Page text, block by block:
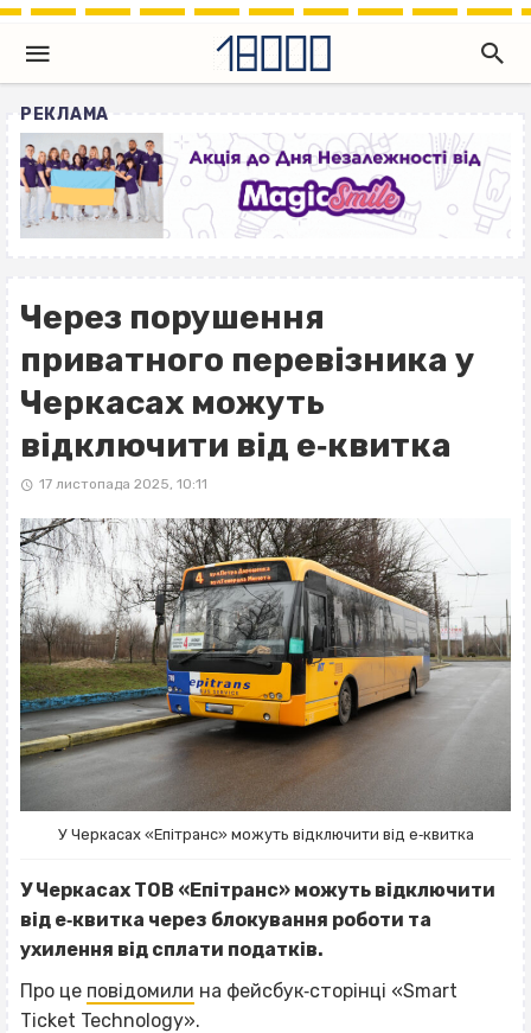
РЕКЛАМА
Через порушення
приватного перевізника у
Черкасах можуть
відключити від е‐квитка
17 листопада 2025, 10:11
У Черкасах «Епітранс» можуть відключити від е‐квитка
У Черкасах ТОВ «Епітранс» можуть відключити
від е‐квитка через блокування роботи та
ухилення від сплати податків.
Про це повідомили на фейсбук‐сторінці «Smart
Ticket Technology».